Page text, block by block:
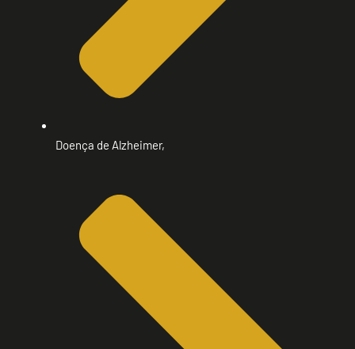
Doença de Alzheimer,